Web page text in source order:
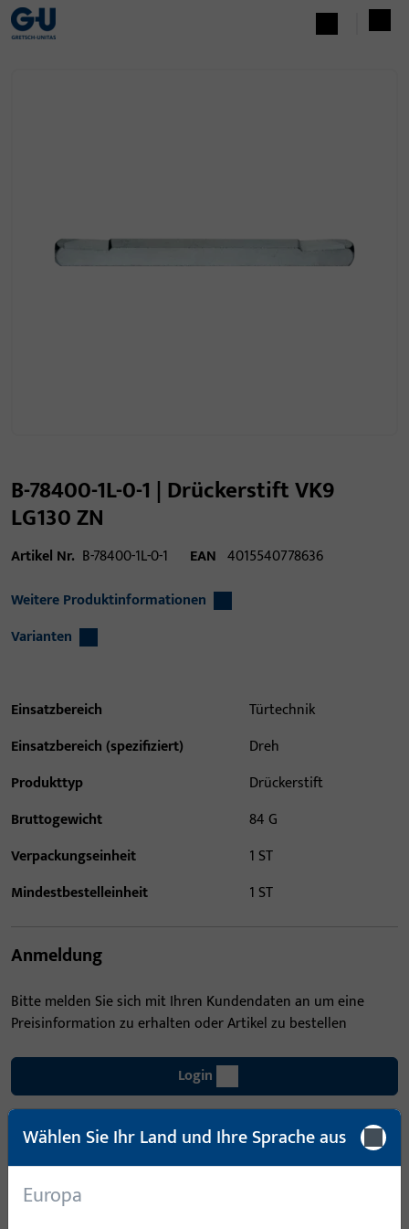
B-78400-1L-0-1 | Drückerstift VK9
LG130 ZN
Artikel Nr. B-78400-1L-0-1 EAN 4015540778636
Weitere Produktinformationen
Varianten
Einsatzbereich
Türtechnik
Einsatzbereich (spezifiziert)
Dreh
Produkttyp
Drückerstift
Bruttogewicht
84 G
Verpackungseinheit
1 ST
Mindestbestelleinheit
1 ST
Anmeldung
Bitte melden Sie sich mit Ihren Kundendaten an um eine
Preisinformation zu erhalten oder Artikel zu bestellen
Login
Account erstellen
Wählen Sie Ihr Land und Ihre Sprache aus
Europa